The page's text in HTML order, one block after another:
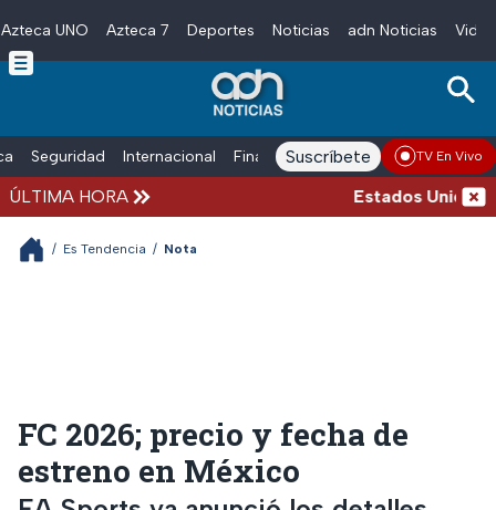
Skip to main content
Azteca UNO Azteca 7 Deportes Noticias adn Noticias
Seguridad Internacional Finanzas adn Noticias Radio
Suscríbete TV En Vivo
ÚLTIMA HORA Estados Unidos
/ Es Tendencia / Nota
FC 2026; precio y fecha de
estreno en México